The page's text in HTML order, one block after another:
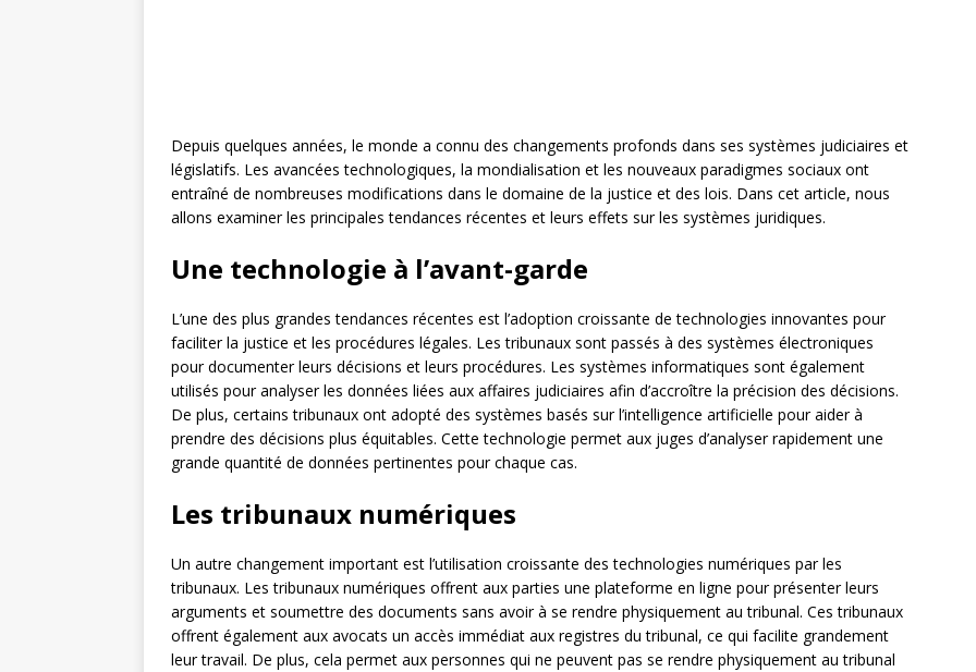
Depuis quelques années, le monde a connu des changements profonds dans ses systèmes judiciaires et
législatifs. Les avancées technologiques, la mondialisation et les nouveaux paradigmes sociaux ont
entraîné de nombreuses modifications dans le domaine de la justice et des lois. Dans cet article, nous
allons examiner les principales tendances récentes et leurs effets sur les systèmes juridiques.
Une technologie à l’avant-garde
L’une des plus grandes tendances récentes est l’adoption croissante de technologies innovantes pour
faciliter la justice et les procédures légales. Les tribunaux sont passés à des systèmes électroniques
pour documenter leurs décisions et leurs procédures. Les systèmes informatiques sont également
utilisés pour analyser les données liées aux affaires judiciaires afin d’accroître la précision des décisions.
De plus, certains tribunaux ont adopté des systèmes basés sur l’intelligence artificielle pour aider à
prendre des décisions plus équitables. Cette technologie permet aux juges d’analyser rapidement une
grande quantité de données pertinentes pour chaque cas.
Les tribunaux numériques
Un autre changement important est l’utilisation croissante des technologies numériques par les
tribunaux. Les tribunaux numériques offrent aux parties une plateforme en ligne pour présenter leurs
arguments et soumettre des documents sans avoir à se rendre physiquement au tribunal. Ces tribunaux
offrent également aux avocats un accès immédiat aux registres du tribunal, ce qui facilite grandement
leur travail. De plus, cela permet aux personnes qui ne peuvent pas se rendre physiquement au tribunal